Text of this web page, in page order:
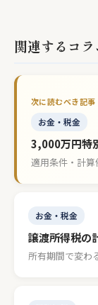
関連するコラ
お金・税金
3,000万円特
適用条件・計
お金・税金
譲渡所得税の
所有期間で変わ